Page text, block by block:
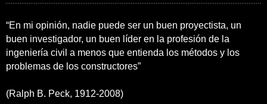
“En mi opinión, nadie puede ser un buen proyectista, un
buen investigador, un buen líder en la profesión de la
ingeniería civil a menos que entienda los métodos y los
problemas de los constructores”
(Ralph B. Peck, 1912-2008)